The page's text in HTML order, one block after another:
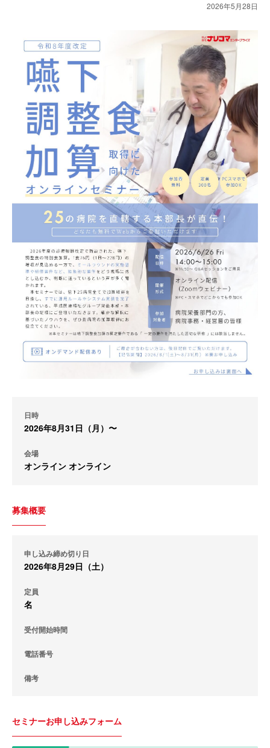
2026年5月28日
日時
2026年8月31日（月）〜
会場
オンライン オンライン
募集概要
申し込み締め切り日
2026年8月29日（土）
定員
名
受付開始時間
電話番号
備考
セミナーお申し込みフォーム